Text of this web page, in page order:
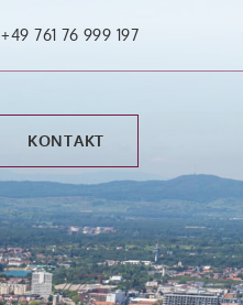
+49 761 76 999 197
KONTAKT